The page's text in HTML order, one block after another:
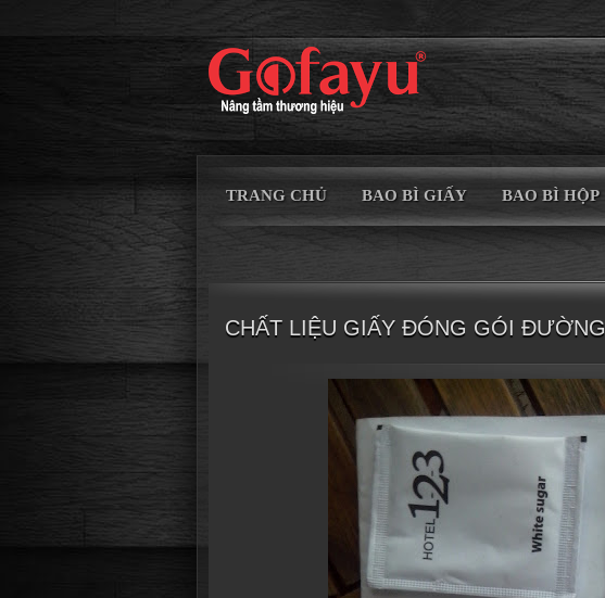
TRANG CHỦ BAO BÌ GIẤY BAO BÌ HỘP
CHẤT LIỆU GIẤY ĐÓNG GÓI ĐƯỜNG